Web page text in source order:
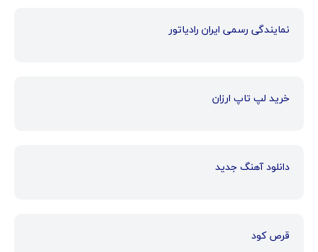
نمایندگی رسمی ایران رادیاتور
خرید لپ تاپ ارزان
دانلود آهنگ جدید
قرص کود